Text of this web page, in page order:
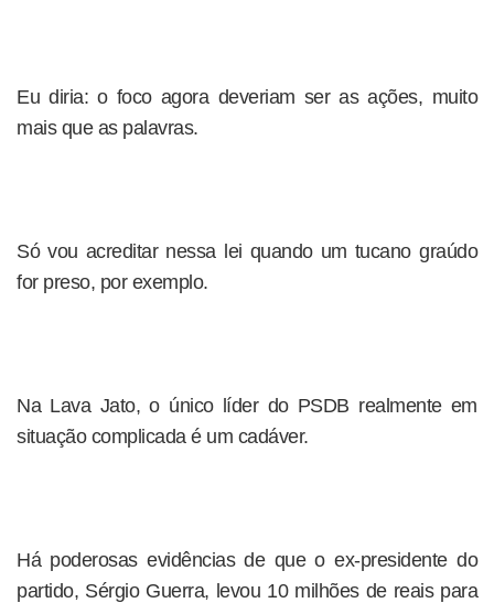
Eu diria: o foco agora deveriam ser as ações, muito
mais que as palavras.
Só vou acreditar nessa lei quando um tucano graúdo
for preso, por exemplo.
Na Lava Jato, o único líder do PSDB realmente em
situação complicada é um cadáver.
Há poderosas evidências de que o ex-presidente do
partido, Sérgio Guerra, levou 10 milhões de reais para